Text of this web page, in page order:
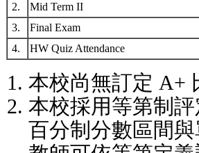
2.
Mid Term II
3.
Final Exam
4.
HW Quiz Attendance
本校尚無訂定 A+
本校採用等第制
百分制分數區間